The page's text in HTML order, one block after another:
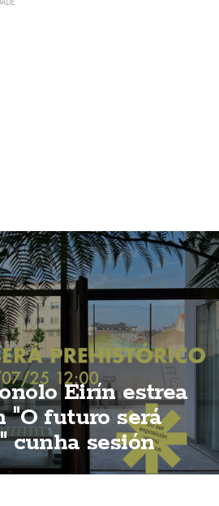
Eirín estrea
"O futuro será
cunha sesión